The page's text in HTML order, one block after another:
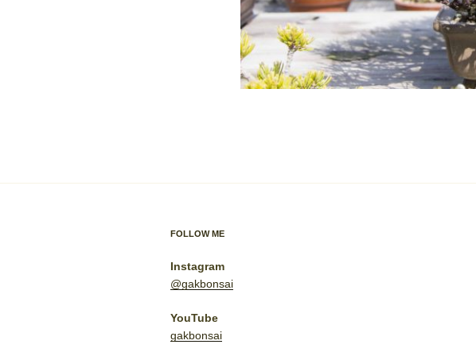
FOLLOW ME
Instagram
@gakbonsai
YouTube
gakbonsai